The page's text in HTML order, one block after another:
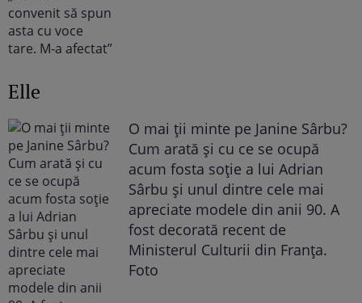
Elle
O mai ții minte pe Janine Sârbu?
Cum arată și cu ce se ocupă
acum fosta soție a lui Adrian
Sârbu și unul dintre cele mai
apreciate modele din anii 90. A
fost decorată recent de
Ministerul Culturii din Franța.
Foto